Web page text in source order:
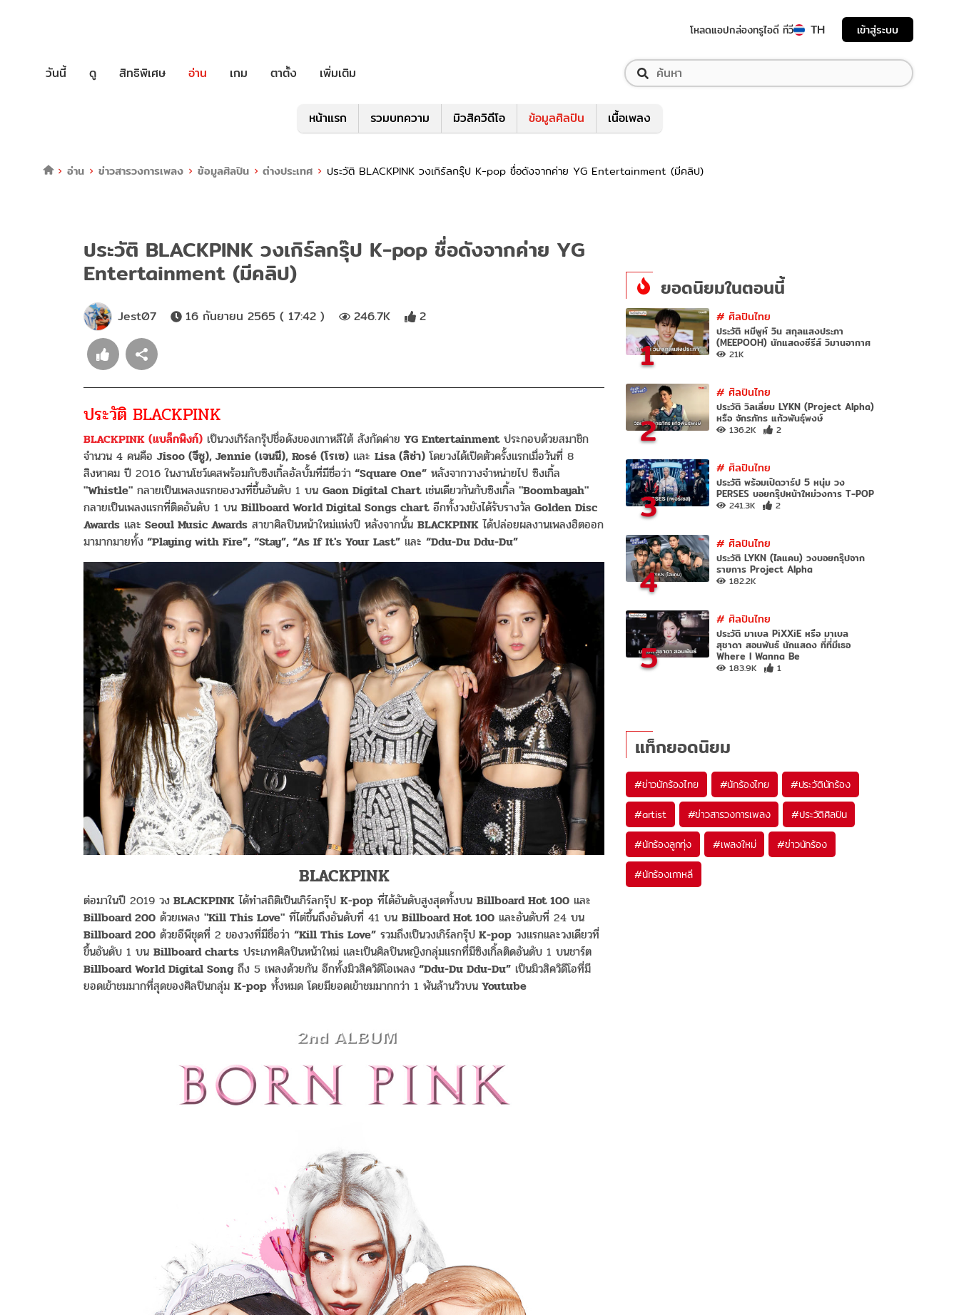
โหลดแอปกล่องทรูไอดี ทีวี TH เข้าสู่ระบบ
วันนี้ ดู สิทธิพิเศษ อ่าน เกม ตาตั้ง เพิ่มเติม
หน้าแรก รวมบทความ มิวสิควิดีโอ ข้อมูลศิลปิน เนื้อเพลง
อ่าน ข่าวสารวงการเพลง ข้อมูลศิลปิน ต่างประเทศ ประวัติ BLACKPINK วงเกิร์ลกรุ๊ป K-pop ชื่อดังจากค่าย YG Entertainment (มีคลิป)
ประวัติ BLACKPINK วงเกิร์ลกรุ๊ป K-pop ชื่อดังจากค่าย YG
Entertainment (มีคลิป)
Jest07 16 กันยายน 2565 ( 17:42 ) 246.7K 2
ประวัติ BLACKPINK
BLACKPINK (แบล็กพิงก์) เป็นวงเกิร์ลกรุ๊ปชื่อดังของเกาหลีใต้ สังกัดค่าย YG Entertainmentประกอบด้วยสมาชิก
จำนวน 4 คนคือ Jisoo (จีซู), Jennie (เจนนี), Rosé (โรเซ) และ Lisa (ลิซ่า) โดยวงได้เปิดตัวครั้งแรกเมื่อวันที่ 8
สิงหาคม ปี 2016 ในงานโชว์เคสพร้อมกับซิงเกิ้ลอัลบั้มที่มีชื่อว่า “Square One” หลังจากวางจำหน่ายไป ซิงเกิ้ล
"Whistle" กลายเป็นเพลงแรกของวงที่ขึ้นอันดับ 1 บน Gaon Digital Chartเช่นเดียวกันกับซิงเกิ้ล "Boombayah"
กลายเป็นเพลงแรกที่ติดอันดับ 1 บน Billboard World Digital Songs chartอีกทั้งวงยังได้รับรางวัล Golden Disc
Awards และ Seoul Music Awards สาขาศิลปินหน้าใหม่แห่งปี หลังจากนั้น BLACKPINK ได้ปล่อยผลงานเพลงฮิตออก
มามากมายทั้ง “Playing with Fire”, “Stay”, “As If It's Your Last” และ “Ddu-Du Ddu-Du”
BLACKPINK
ต่อมาในปี 2019 วง BLACKPINK ได้ทำสถิติเป็นเกิร์ลกรุ๊ป K-pop ที่ได้อันดับสูงสุดทั้งบน Billboard Hot 100 และ
Billboard 200 ด้วยเพลง "Kill This Love" ที่ไต่ขึ้นถึงอันดับที่ 41 บน Billboard Hot 100 และอันดับที่ 24 บน
Billboard 200 ด้วยอีพีชุดที่ 2 ของวงที่มีชื่อว่า “Kill This Love” รวมถึงเป็นวงเกิร์ลกรุ๊ป K-pop วงแรกและวงเดียวที่
ขึ้นอันดับ 1 บน Billboard charts ประเภทศิลปินหน้าใหม่ และเป็นศิลปินหญิงกลุ่มแรกที่มีซิงเกิ้ลติดอันดับ 1 บนชาร์ต
Billboard World Digital Songถึง 5 เพลงด้วยกัน อีกทั้งมิวสิควิดีโอเพลง “Ddu-Du Ddu-Du” เป็นมิวสิควิดีโอที่มี
ยอดเข้าชมมากที่สุดของศิลปินกลุ่ม K-pop ทั้งหมด โดยมียอดเข้าชมมากกว่า 1 พันล้านวิวบน Youtube
ยอดนิยมในตอนนี้
1
# ศิลปินไทย
ประวัติ หมีพูห์ วิน สกุลแสงประภา
(MEEPOOH) นักแสดงซีรีส์ วิมานอากาศ
21K
2
# ศิลปินไทย
ประวัติ วิลเลี่ยม LYKN (Project Alpha)
หรือ จักรภัทร แก้วพันธุ์พงษ์
136.2K 2
3
# ศิลปินไทย
ประวัติ พร้อมเปิดวาร์ป 5 หนุ่ม วง
PERSES บอยกรุ๊ปหน้าใหม่วงการ T-POP
241.3K 2
4
# ศิลปินไทย
ประวัติ LYKN (ไลแคน) วงบอยกรุ๊ปจาก
รายการ Project Alpha
182.2K
5
# ศิลปินไทย
ประวัติ มาเบล PiXXiE หรือ มาเบล
สุชาดา สอนพันธ์ นักแสดง ที่ที่มีเธอ
Where I Wanna Be
183.9K 1
แท็กยอดนิยม
#ข่าวนักร้องไทย #นักร้องไทย #ประวัตินักร้อง
#artist #ข่าวสารวงการเพลง #ประวัติศิลปิน
#นักร้องลูกทุ่ง #เพลงใหม่ #ข่าวนักร้อง
#นักร้องเกาหลี